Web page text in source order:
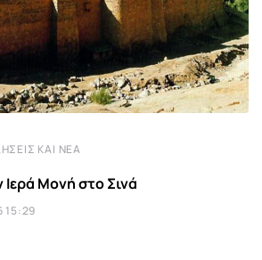
ΚΑΙ ΝΈΑ
Μονή στο Σινά
15:29